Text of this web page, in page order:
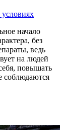
начало
без
ведь
на людей
повышать
соблюдаются